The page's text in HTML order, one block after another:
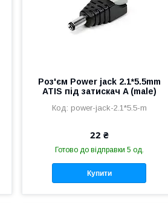
Роз'єм Power jack 2.1*5.5mm
ATIS під затискач A (male)
power-jack-2.1*5.5-m
22 ₴
Готово до відправки 5 од.
Купити